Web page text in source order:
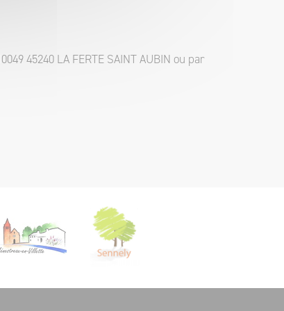
45240 LA FERTE SAINT AUBIN ou par